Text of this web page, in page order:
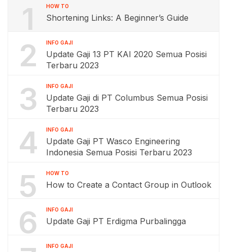
1 HOW TO
Shortening Links: A Beginner’s Guide
2 INFO GAJI
Update Gaji 13 PT KAI 2020 Semua Posisi
Terbaru 2023
3 INFO GAJI
Update Gaji di PT Columbus Semua Posisi
Terbaru 2023
4 INFO GAJI
Update Gaji PT Wasco Engineering
Indonesia Semua Posisi Terbaru 2023
5 HOW TO
How to Create a Contact Group in Outlook
6 INFO GAJI
Update Gaji PT Erdigma Purbalingga
INFO GAJI